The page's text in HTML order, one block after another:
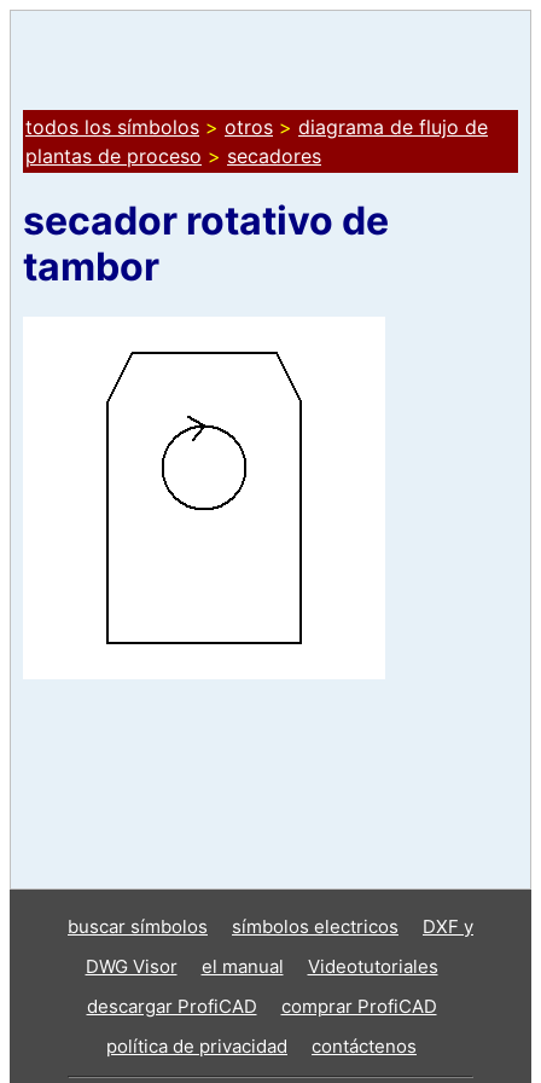
todos los símbolos > otros > diagrama de flujo de
plantas de proceso > secadores
secador rotativo de
tambor
buscar símbolos símbolos electricos
DXF y
DWG Visor
el manual
Videotutoriales
descargar ProfiCAD
comprar ProfiCAD
política de privacidad
contáctenos